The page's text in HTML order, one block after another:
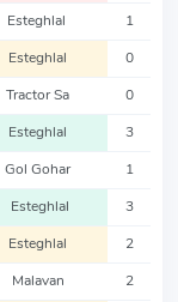
Esteghlal 1
Esteghlal 0
Tractor Sa 0
Esteghlal 3
Gol Gohar 1
Esteghlal 3
Esteghlal 2
Malavan 2